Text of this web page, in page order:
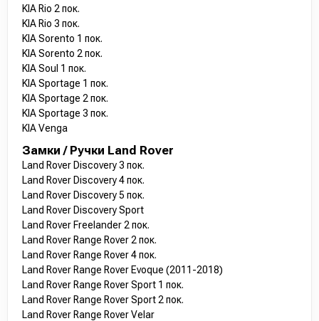
KIA Rio 2 пок.
KIA Rio 3 пок.
KIA Sorento 1 пок.
KIA Sorento 2 пок.
KIA Soul 1 пок.
KIA Sportage 1 пок.
KIA Sportage 2 пок.
KIA Sportage 3 пок.
KIA Venga
Замки / Ручки Land Rover
Land Rover Discovery 3 пок.
Land Rover Discovery 4 пок.
Land Rover Discovery 5 пок.
Land Rover Discovery Sport
Land Rover Freelander 2 пок.
Land Rover Range Rover 2 пок.
Land Rover Range Rover 4 пок.
Land Rover Range Rover Evoque (2011-2018)
Land Rover Range Rover Sport 1 пок.
Land Rover Range Rover Sport 2 пок.
Land Rover Range Rover Velar